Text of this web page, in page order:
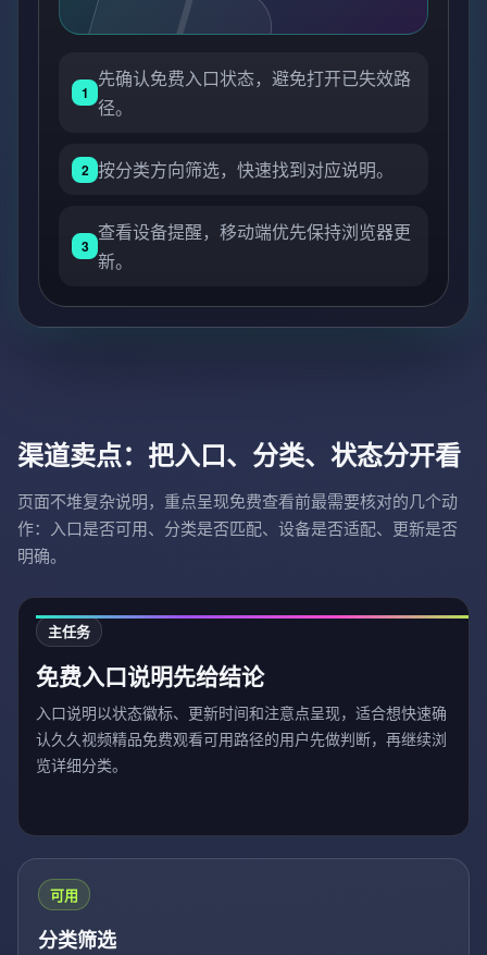
1
先确认免费入口状态，避免打开已失效路
径。
2 按分类方向筛选，快速找到对应说明。
3
查看设备提醒，移动端优先保持浏览器更
新。
渠道卖点：把入口、分类、状态分开看
页面不堆复杂说明，重点呈现免费查看前最需要核对的几个动
作：入口是否可用、分类是否匹配、设备是否适配、更新是否
明确。
主任务
免费入口说明先给结论
入口说明以状态徽标、更新时间和注意点呈现，适合想快速确
认久久视频精品免费观看可用路径的用户先做判断，再继续浏
览详细分类。
可用
分类筛选